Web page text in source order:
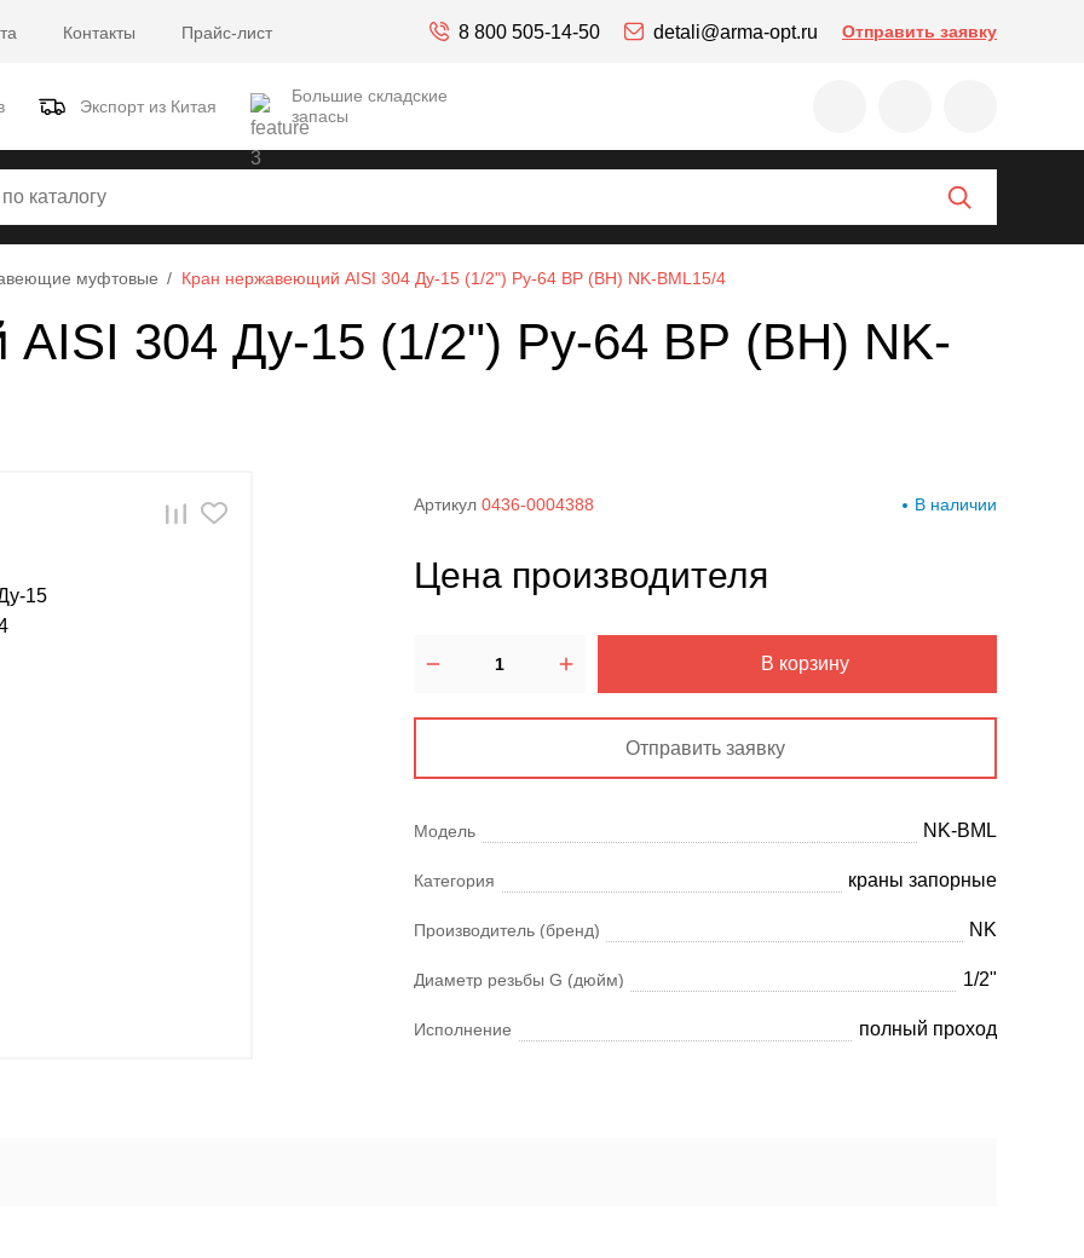
Контакты Прайс-лист 8 800 505-14-50 detali@arma-opt.ru Отправить заявку
Экспорт из Китая
Большие складские
запасы
муфтовые Кран нержавеющий AISI 304 Ду-15 (1/2") Ру-64 ВР (ВН) NK-BML15/4
304 Ду-15 (1/2") Ру-64 ВР (ВН) NK-
Артикул 0436-0004388 В наличии
Цена производителя
В корзину
Отправить заявку
Модель NK-BML
Категория краны запорные
Производитель (бренд) NK
Диаметр резьбы G (дюйм) 1/2"
Исполнение полный проход